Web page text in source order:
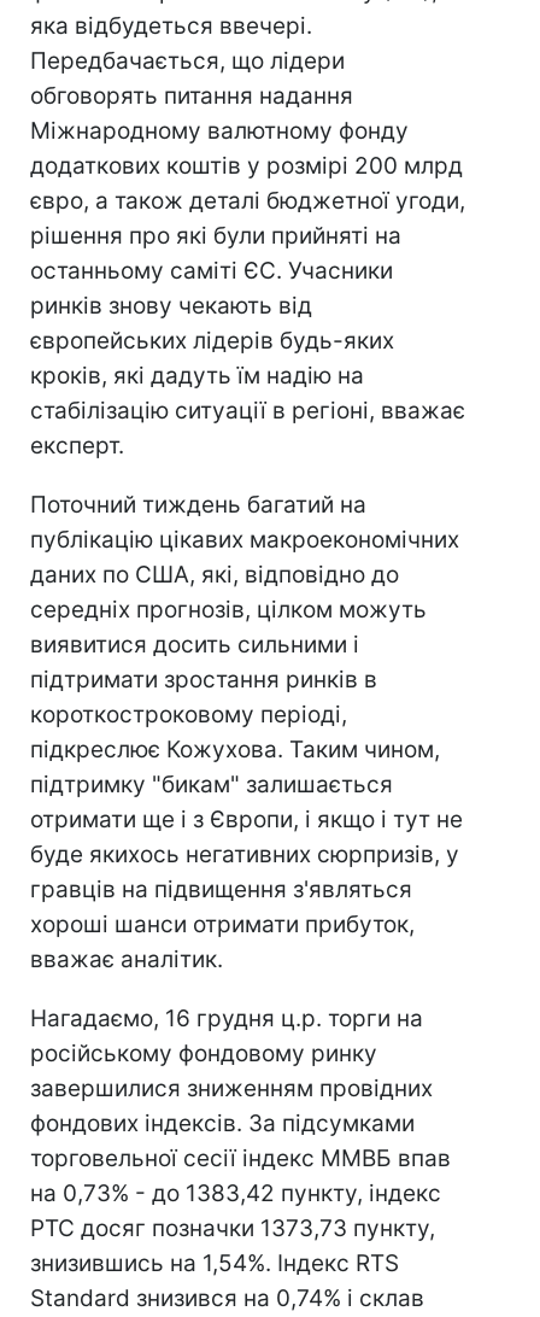
яка відбудеться ввечері.
Передбачається, що лідери
обговорять питання надання
Міжнародному валютному фонду
додаткових коштів у розмірі 200 млрд
євро, а також деталі бюджетної угоди,
рішення про які були прийняті на
останньому саміті ЄС. Учасники
ринків знову чекають від
європейських лідерів будь-яких
кроків, які дадуть їм надію на
стабілізацію ситуації в регіоні, вважає
експерт.
Поточний тиждень багатий на
публікацію цікавих макроекономічних
даних по США, які, відповідно до
середніх прогнозів, цілком можуть
виявитися досить сильними і
підтримати зростання ринків в
короткостроковому періоді,
підкреслює Кожухова. Таким чином,
підтримку "бикам" залишається
отримати ще і з Європи, і якщо і тут не
буде якихось негативних сюрпризів, у
гравців на підвищення з'являться
хороші шанси отримати прибуток,
вважає аналітик.
Нагадаємо, 16 грудня ц.р. торги на
російському фондовому ринку
завершилися зниженням провідних
фондових індексів. За підсумками
торговельної сесії індекс ММВБ впав
на 0,73% - до 1383,42 пункту, індекс
РТС досяг позначки 1373,73 пункту,
знизившись на 1,54%. Індекс RTS
Standard знизився на 0,74% і склав